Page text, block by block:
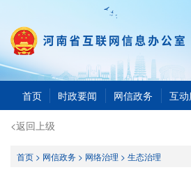
首页 时政要闻 网信政务 互
<返回上级
首页> 网信政务> 网络治理 > 生态治理